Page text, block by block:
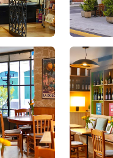
En
votre
votre
visitez
site,
les
de voir
des